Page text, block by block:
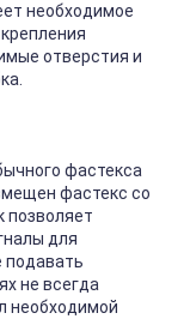
необходимое
отверстия и
фастекса
фастекс со
позволяет
для
подавать
не всегда
необходимой